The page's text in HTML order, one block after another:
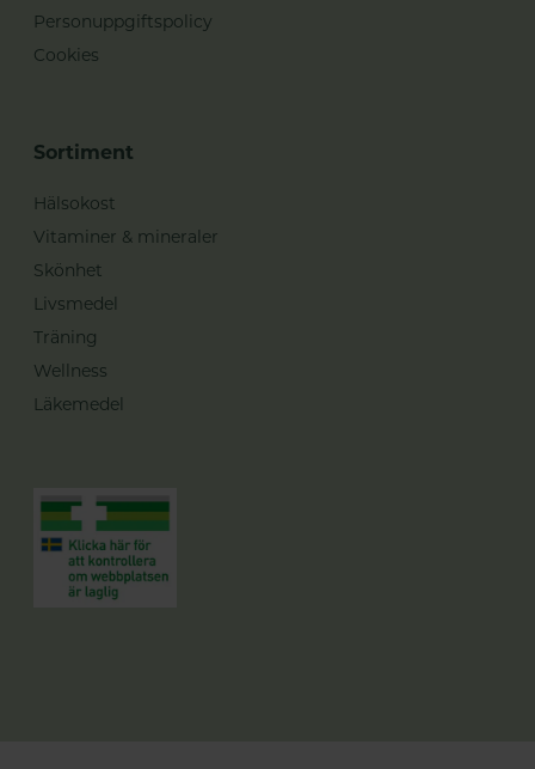
Personuppgiftspolicy
Cookies
Sortiment
Hälsokost
Vitaminer & mineraler
Skönhet
Livsmedel
Träning
Wellness
Läkemedel